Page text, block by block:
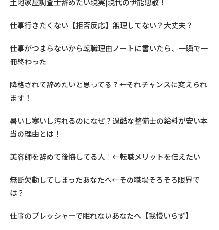
土地家屋調査士辞めたい現実|現代の伊能忠敬！
仕事行きたくない【拒否反応】無理してない？大丈夫？
仕事がつまらないから転職理由ノートに書いたら、一瞬で一
冊終わった
降格されて辞めたいと思ってる？←それチャンスに変えられ
ます！
暑いし寒いし汚れるのになぜ？過酷な整備士の給料が安い本
当の理由とは！
美容師を辞めて後悔してる人！←転職メリットを伝えたい
無断欠勤してしまったあなたへ←その職場そろそろ限界で
は？
仕事のプレッシャーで眠れないあなたへ【我慢いらず】